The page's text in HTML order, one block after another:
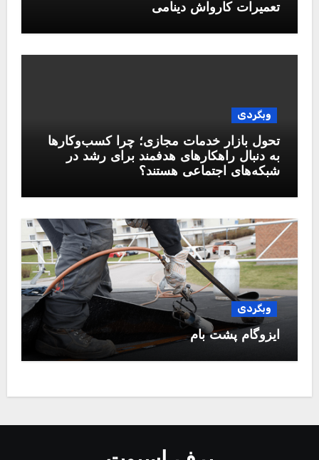
تعمیرات کارواش دینامی
وبگردی
تحول بازار خدمات مجازی؛ چرا کسب‌وکارها
به دنبال راهکارهای هدفمند برای رشد در
شبکه‌های اجتماعی هستند؟
وبگردی
ایزوگام پشت بام